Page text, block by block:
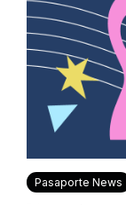
Pasaporte News